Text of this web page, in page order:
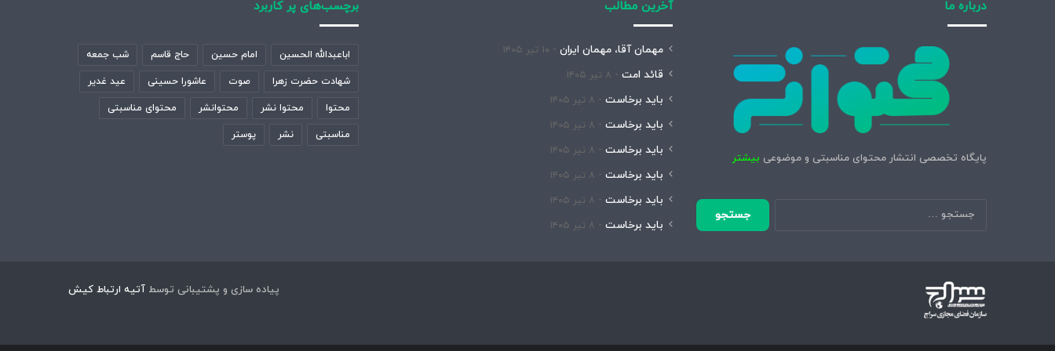
درباره ما
پایگاه تخصصی انتشار محتوای مناسبتی و موضوعی بیشتر
جستجو
برای:
آخرین مطالب
مهمان آقا، مهمان ایران ۱۰ تیر ۱۴۰۵
قائد امت ۸ تیر ۱۴۰۵
باید برخاست ۸ تیر ۱۴۰۵
باید برخاست ۸ تیر ۱۴۰۵
باید برخاست ۸ تیر ۱۴۰۵
باید برخاست ۸ تیر ۱۴۰۵
باید برخاست ۸ تیر ۱۴۰۵
باید برخاست ۸ تیر ۱۴۰۵
برچسب‌های پر کاربرد
اباعبدالله الحسین امام حسین حاج قاسم شب جمعه
شهادت حضرت زهرا صوت عاشورا حسینی عید غدیر
محتوا محتوا نشر محتوانشر محتوای مناسبتی
مناسبتی نشر پوستر
پیاده سازی و پشتیبانی توسط آتیه ارتباط کیش